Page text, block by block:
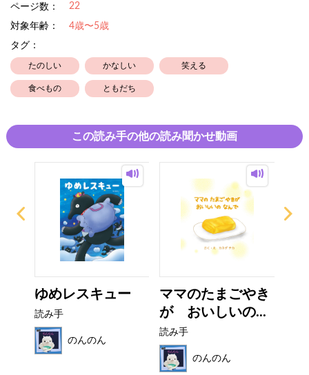
ページ数： 22
対象年齢：
4歳〜5歳
タグ：
たのしい かなしい 笑える
食べもの ともだち
この読み手の他の読み聞かせ動画
ゆめレスキュー
読み手
のんのん
ママのたまごやき
が おいしいの...
読み手
のんのん